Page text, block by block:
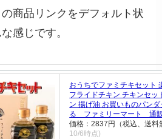
商品リンクをデフォルト状
感じです。
おうちでファミチキセット
フライドチキン チキンセッ
ン 揚げ油 お買いものパン
る ファミリーマート 通
価格：2837円（税込、送料
10/6時点)